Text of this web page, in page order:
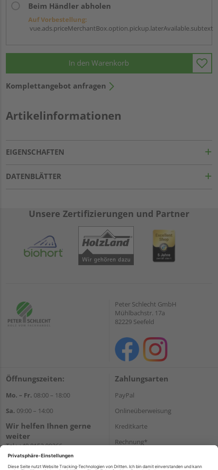
Beim Händler abholen
Auf Vorbestellung:
vue.ads.priceMerchantBox.option.pickup.laterAvailable.subtext
In den Warenkorb
Komplettangebot anfragen
Artikelinformationen
EIGENSCHAFTEN
DATENBLÄTTER
Unsere Zertifizierungen und Partner
Peter Schlecht GmbH
Mühlbachstr. 17a
82229 Seefeld
Öffnungszeiten:
Mo. – Fr. 08:00 – 18:00
Sa. 09:00 – 14:00
Wir helfen Ihnen gerne
weiter
Tel.:+49 8152 99266
E-Mail:shop@schlecht.de
Zahlungsarten
PayPal
Onlineüberweisung
Kreditkarte
Rechnung*